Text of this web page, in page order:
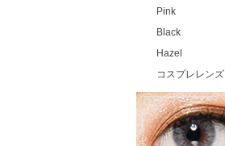
Pink
Black
Hazel
コスプレレンズ